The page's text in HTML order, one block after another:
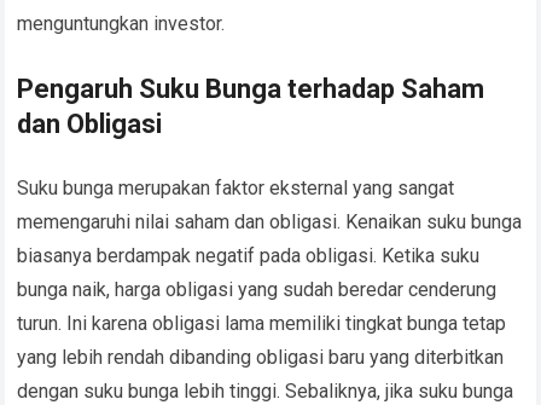
menguntungkan investor.
Pengaruh Suku Bunga terhadap Saham
dan Obligasi
Suku bunga merupakan faktor eksternal yang sangat
memengaruhi nilai saham dan obligasi. Kenaikan suku bunga
biasanya berdampak negatif pada obligasi. Ketika suku
bunga naik, harga obligasi yang sudah beredar cenderung
turun. Ini karena obligasi lama memiliki tingkat bunga tetap
yang lebih rendah dibanding obligasi baru yang diterbitkan
dengan suku bunga lebih tinggi. Sebaliknya, jika suku bunga